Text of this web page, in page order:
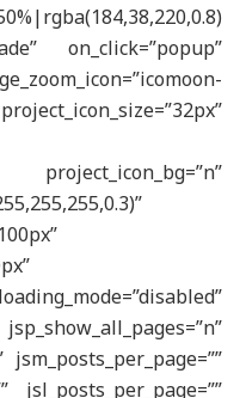
on_click=”popup”
project_icon_bg=”n”
jsl_posts_per_page=””